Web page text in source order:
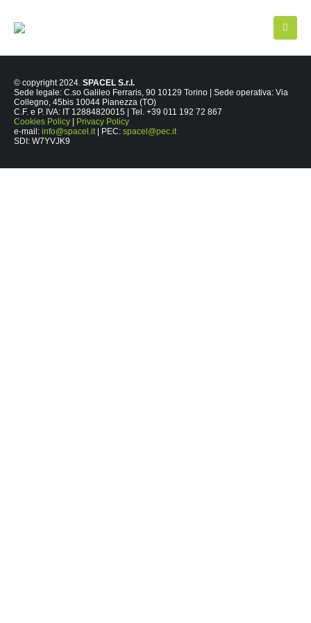
© copyright 2024. SPACEL S.r.l.
Sede legale: C.so Galileo Ferraris, 90 10129 Torino | Sede operativa: Via
Collegno, 45bis 10044 Pianezza (TO)
C.F. e P. IVA: IT 12884820015 | Tel. +39 011 192 72 867
Cookies Policy | Privacy Policy
e-mail: info@spacel.it | PEC: spacel@pec.it
SDI: W7YVJK9